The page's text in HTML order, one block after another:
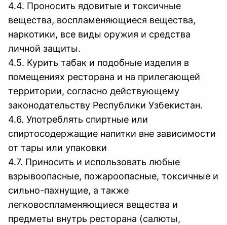
4.4. Проносить ядовитые и токсичные
вещества, воспламеняющиеся вещества,
наркотики, все виды оружия и средства
личной защиты.
4.5. Курить табак и подобные изделия в
помещениях ресторана и на прилегающей
территории, согласно действующему
законодательству Республики Узбекистан.
4.6. Употреблять спиртные или
спиртосодержащие напитки вне зависимости
от тары или упаковки
4.7. Приносить и использовать любые
взрывоопасные, пожароопасные, токсичные и
сильно-пахнущие, а также
легковоспламеняющиеся вещества и
предметы внутрь ресторана (салюты,